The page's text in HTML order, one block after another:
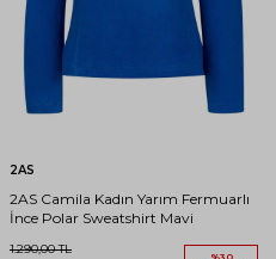
2AS
2AS Camila Kadın Yarım Fermuarlı
İnce Polar Sweatshirt Mavi
1.290,00TL %30